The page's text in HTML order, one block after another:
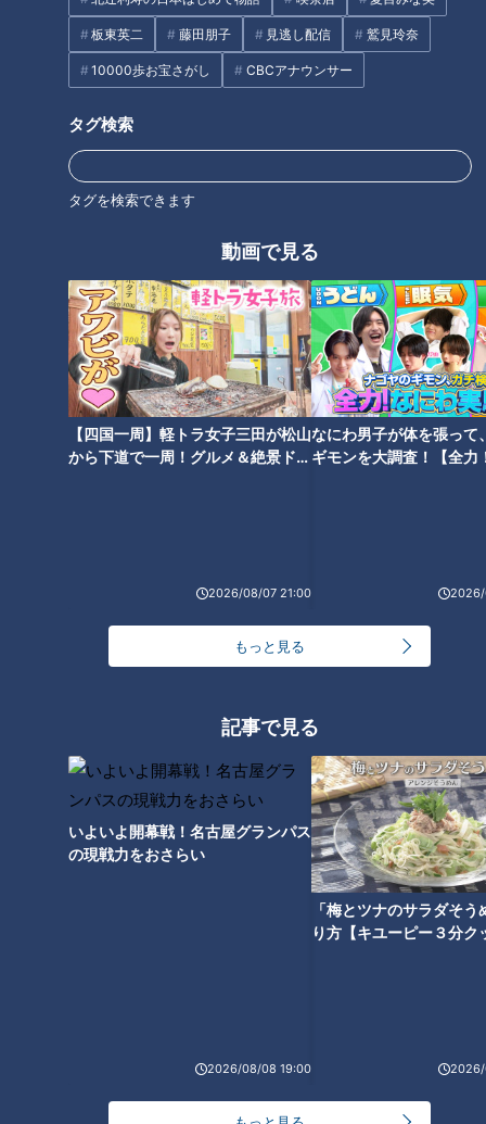
板東英二 藤田朋子 見逃し配信 鷲見玲奈
10000歩お宝さがし CBCアナウンサー
タグ検索
タグを検索できます
動画で見る
【四国一周】軽トラ女子三田が松山
から下道で一周！グルメ＆絶景ドラ
2026/08/07 21:00
なにわ男子が体を張って
ギモンを大調査！【全力
2026/
もっと見る
記事で見る
いよいよ開幕戦！名古屋グランパス
の現戦力をおさらい
2026/08/08 19:00
「梅とツナのサラダそう
り方【キユーピー３分ク
2026/
CBCテレビ『花咲かタイムズ』うなずキング
他に、カレー味に味付けされたホタテとプリプリのエビを、や
わらかいフランスパンでサンドした『エビホタテ盛り』（496
円）もオススメ。濃厚な海老ソースとチーズとの相性は抜群で
ザクザク食感が止まらない！元パティシエが作る
秋の新作デニッシュ
販売しています。見た目が美しいのはもちろん、『クロワッサ